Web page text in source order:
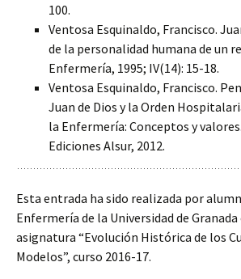
100.
Ventosa Esquinaldo, Francisco.
de la personalidad humana de un
Enfermería, 1995; IV(14): 15-18.
Ventosa Esquinaldo, Francisco.
Juan de Dios y la Orden
la Enfermería: Conceptos y
Ediciones Alsur, 2012.
Esta entrada ha sido realizada por
Enfermería de la Universidad de
asignatura “Evolución Histórica de los
Modelos”, curso 2016-17.